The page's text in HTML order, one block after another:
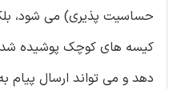
حساسیت پذیری) می شود،
کیسه های کوچک پوشیده شده
دهد و می تواند ارسال پیام